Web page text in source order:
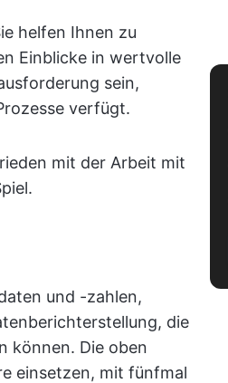
helfen Ihnen zu
Einblicke in wertvolle
sein,
verfügt.
mit der Arbeit mit
und -zahlen,
die
können. Die oben
einsetzen, mit fünfmal